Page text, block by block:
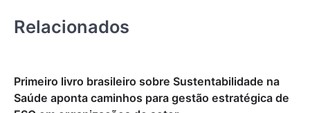
Relacionados
Primeiro livro brasileiro sobre Sustentabilidade na
Saúde aponta caminhos para gestão estratégica de